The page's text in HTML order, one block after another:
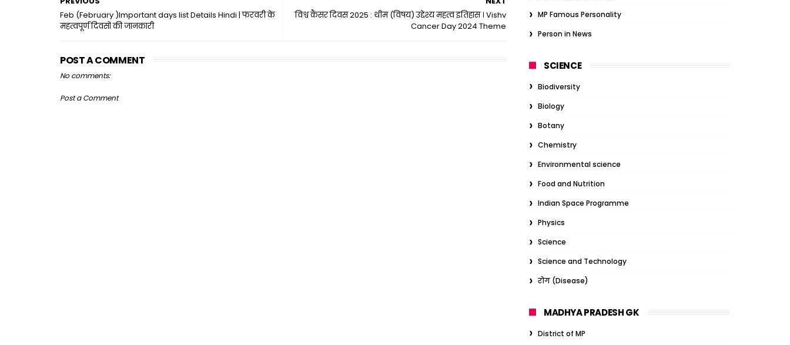
विश्व कैंसर दिवस 2025 : थीम (विषय) उद्देश्य महत्व इतिहास । Vishv
Cancer Day 2024 Theme
Feb (February )Important days list Details Hindi | फरवरी के
महत्वपूर्ण दिवसों की जानकारी
POST A COMMENT
No comments:
Post a Comment
MP Famous Personality
Person in News
SCIENCE
Biodiversity
Biology
Botany
Chemistry
Environmental science
Food and Nutrition
Indian Space Programme
Physics
Science
Science and Technology
रोग (Disease)
MADHYA PRADESH GK
District of MP